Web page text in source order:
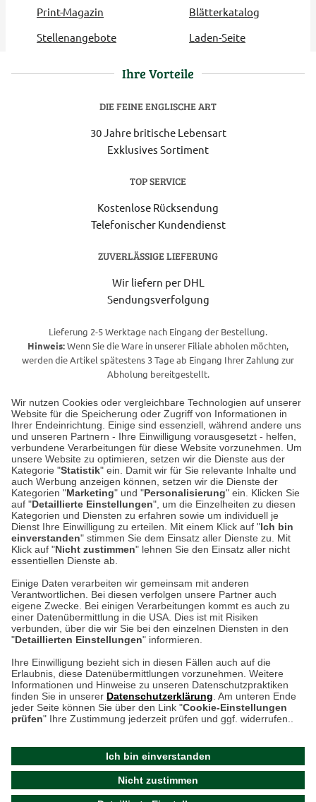
Wir nutzen Cookies oder vergleichbare Technologien auf unserer
Website für die Speicherung oder Zugriff von Informationen in
Ihrer Endeinrichtung. Einige sind essenziell, während andere uns
und unseren Partnern - Ihre Einwilligung vorausgesetzt - helfen,
verbundene Verarbeitungen für diese Website vorzunehmen. Um
unsere Website zu optimieren, setzen wir die Dienste aus der
Kategorie "Statistik" ein. Damit wir für Sie relevante Inhalte und
auch Werbung anzeigen können, setzen wir die Dienste der
Kategorien "Marketing" und "Personalisierung" ein. Klicken Sie
auf "Detaillierte Einstellungen", um die Einzelheiten zu diesen
Kategorien und Diensten zu erfahren sowie um individuell je
Dienst Ihre Einwilligung zu erteilen. Mit einem Klick auf "Ich bin
einverstanden" stimmen Sie dem Einsatz aller Dienste zu. Mit
Klick auf "Nicht zustimmen" lehnen Sie den Einsatz aller nicht
essentiellen Dienste ab.
Einige Daten verarbeiten wir gemeinsam mit anderen
Verantwortlichen. Bei diesen verfolgen unsere Partner auch
eigene Zwecke. Bei einigen Verarbeitungen kommt es auch zu
einer Datenübermittlung in die USA. Dies ist mit Risiken
verbunden, über die wir Sie bei den einzelnen Diensten in den
"Detaillierten Einstellungen" informieren.
Ihre Einwilligung bezieht sich in diesen Fällen auch auf die
Erlaubnis, diese Datenübermittlungen vorzunehmen. Weitere
Informationen und Hinweise zu unseren Datenschutzpraktiken
finden Sie in unserer Datenschutzerklärung . Am unteren Ende
jeder Seite können Sie über den Link "Cookie-Einstellungen
prüfen" Ihre Zustimmung jederzeit prüfen und ggf. widerrufen..
Ich bin einverstanden
Nicht zustimmen
Print-Magazin
Blätterkatalog
Stellenangebote
Laden-Seite
Ihre Vorteile
DIE FEINE ENGLISCHE ART
30 Jahre britische Lebensart
Exklusives Sortiment
TOP SERVICE
Kostenlose Rücksendung
Telefonischer Kundendienst
ZUVERLÄSSIGE LIEFERUNG
Wir liefern per DHL
Sendungsverfolgung
Lieferung 2-5 Werktage nach Eingang der Bestellung.
Hinweis:Wenn Sie die Ware in unserer Filiale abholen möchten,
werden die Artikel spätestens 3 Tage ab Eingang Ihrer Zahlung zur
Abholung bereitgestellt.
Unser Geschäft in Meckenheim
Auf dem Steinbüchel 6
53340 Meckenheim
Montag bis Samstag 9:00 Uhr bis 18:00 Uhr
weitere Information
Hier finden Sie uns im Netz
Kontakt
Umwelt und Entsorgung
Zur Echtheit von Bewertungen
Hinweisgeber-Schutzgesetz
Barrierefreiheit unserer Website
am 07.08.2026 um 23:24
2024 THE BRITISH SHOP
Versandhandel GmbH & Co. KG
Cookie-Einstellungen in Ihrem Browser
ACHTUNG!
Ihr Browser speichert aktuell keine Cookies!
Leider können Sie in diesem Fall unseren Online-Shop
Bitte stellen Sie sicher, dass Ihr Browser unsere funktionalen
Cookies für die Dauer Ihres Besuchs auf unserer Website